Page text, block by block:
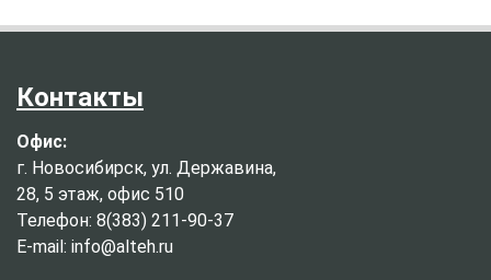
Контакты
Офис:
г. Новосибирск, ул. Державина,
28, 5 этаж, офис 510
Телефон: 8(383) 211-90-37
E-mail: info@alteh.ru